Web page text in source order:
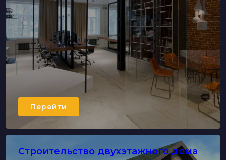
Перейти
Строительство двухэтажного дома